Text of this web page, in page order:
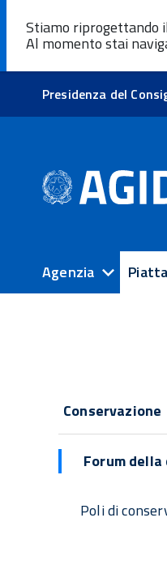
Stiamo riprogettando
Al momento stai
Presidenza del
Agenzia
Navigazione
principale
Conservazione
Forum
Poli di